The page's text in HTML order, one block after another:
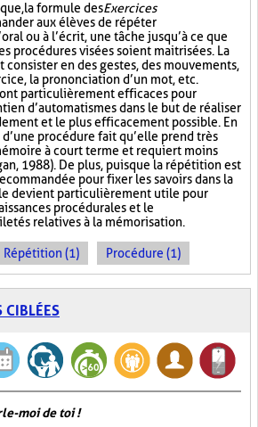
la formule desExercices
aux élèves de répéter
ou à l’écrit, une tâche jusqu’à ce que
procédures visées soient maitrisées. La
en des gestes, des mouvements,
la prononciation d’un mot, etc.
particulièrement efficaces pour
d’automatismes dans le but de réaliser
et le plus efficacement possible. En
procédure fait qu’elle prend très
à court terme et requiert moins
1988). De plus, puisque la répétition est
pour fixer les savoirs dans la
devient particulièrement utile pour
procédurales et le
relatives à la mémorisation.
Répétition (1) Procédure (1)
CIBLÉES
moi de toi !